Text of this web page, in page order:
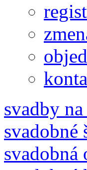
svadby
svadobné
svadobná